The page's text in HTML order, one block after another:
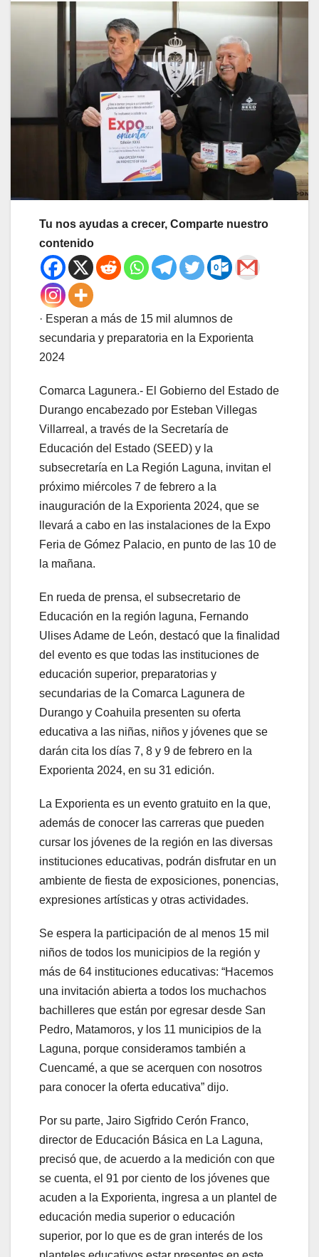
Tu nos ayudas a crecer, Comparte nuestro
contenido
· Esperan a más de 15 mil alumnos de
secundaria y preparatoria en la Exporienta
2024
Comarca Lagunera.- El Gobierno del Estado de
Durango encabezado por Esteban Villegas
Villarreal, a través de la Secretaría de
Educación del Estado (SEED) y la
subsecretaría en La Región Laguna, invitan el
próximo miércoles 7 de febrero a la
inauguración de la Exporienta 2024, que se
llevará a cabo en las instalaciones de la Expo
Feria de Gómez Palacio, en punto de las 10 de
la mañana.
En rueda de prensa, el subsecretario de
Educación en la región laguna, Fernando
Ulises Adame de León, destacó que la finalidad
del evento es que todas las instituciones de
educación superior, preparatorias y
secundarias de la Comarca Lagunera de
Durango y Coahuila presenten su oferta
educativa a las niñas, niños y jóvenes que se
darán cita los días 7, 8 y 9 de febrero en la
Exporienta 2024, en su 31 edición.
La Exporienta es un evento gratuito en la que,
además de conocer las carreras que pueden
cursar los jóvenes de la región en las diversas
instituciones educativas, podrán disfrutar en un
ambiente de fiesta de exposiciones, ponencias,
expresiones artísticas y otras actividades.
Se espera la participación de al menos 15 mil
niños de todos los municipios de la región y
más de 64 instituciones educativas: “Hacemos
una invitación abierta a todos los muchachos
bachilleres que están por egresar desde San
Pedro, Matamoros, y los 11 municipios de la
Laguna, porque consideramos también a
Cuencamé, a que se acerquen con nosotros
para conocer la oferta educativa” dijo.
Por su parte, Jairo Sigfrido Cerón Franco,
director de Educación Básica en La Laguna,
precisó que, de acuerdo a la medición con que
se cuenta, el 91 por ciento de los jóvenes que
acuden a la Exporienta, ingresa a un plantel de
educación media superior o educación
superior, por lo que es de gran interés de los